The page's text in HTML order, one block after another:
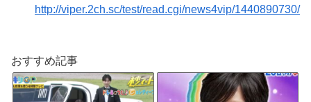
http://viper.2ch.sc/test/read.cgi/news4vip/1440890730/
おすすめ記事